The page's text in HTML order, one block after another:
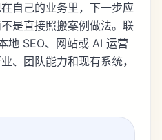
自己的业务里，下一步应
是直接照搬案例做法。 联
地 SEO、网站或 AI 运营
、团队能力和现有系统，